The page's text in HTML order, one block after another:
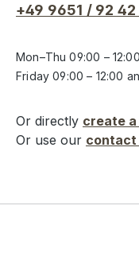
+49 9651 / 92
Mon–Thu 09:00 –
Friday 09:00 – 12:00
Or directly create
Or use our contact